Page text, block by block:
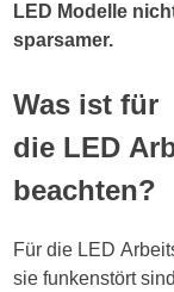
LED Modelle
sparsamer.
Was ist für
die LED
beachten?
Für die LED
sie funkenstört